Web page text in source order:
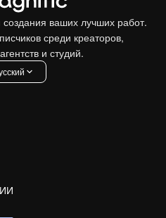
ваших лучших работ.
среди креаторов,
и студий.